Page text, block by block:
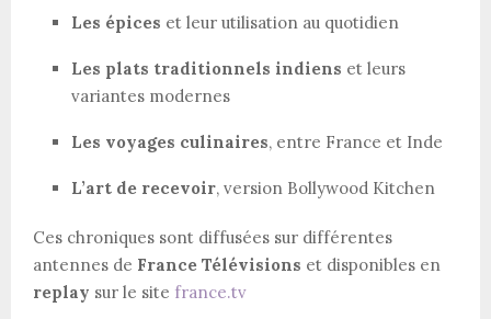
Les épices et leur utilisation au quotidien
Les plats traditionnels indiens et leurs
variantes modernes
Les voyages culinaires, entre France et Inde
L’art de recevoir, version Bollywood Kitchen
Ces chroniques sont diffusées sur différentes
antennes de France Télévisions et disponibles en
replay sur le site france.tv